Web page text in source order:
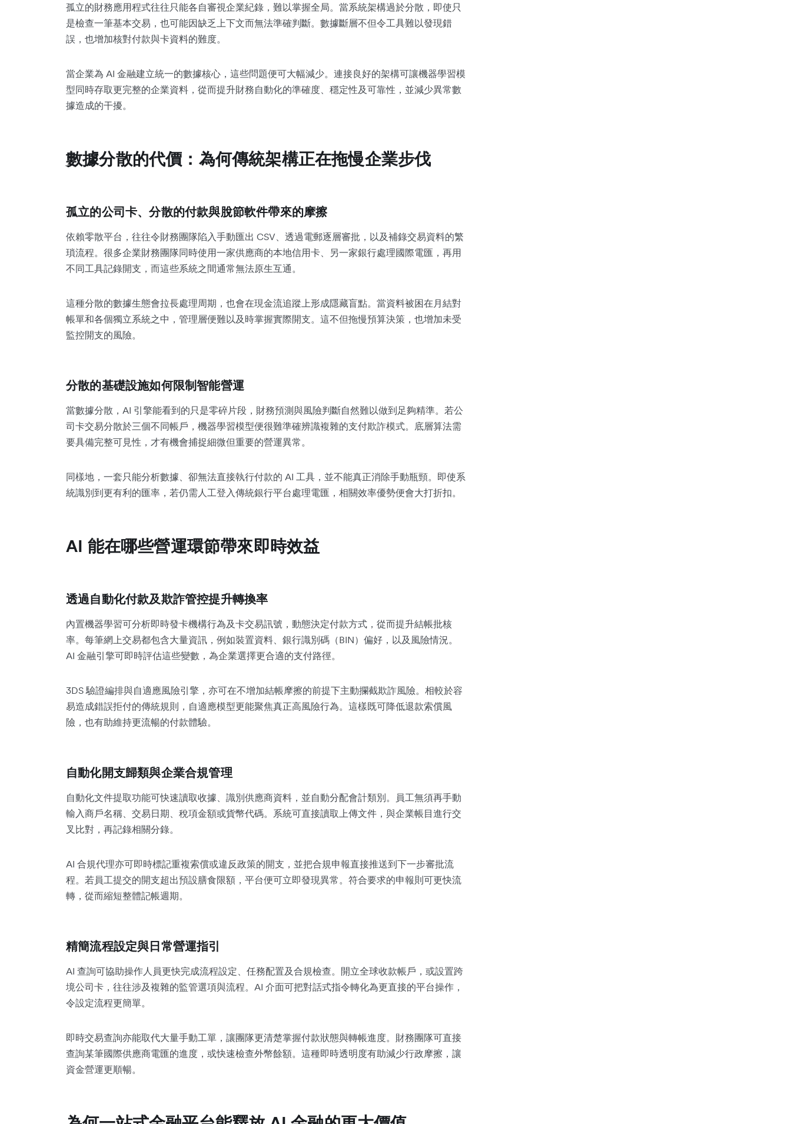
孤立的財務應用程式往往只能各自審視企業紀錄，難以掌握全局。當系統架構過於分散，即使只
是檢查一筆基本交易，也可能因缺乏上下文而無法準確判斷。數據斷層不但令工具難以發現錯
誤，也增加核對付款與卡資料的難度。
當企業為 AI 金融建立統一的數據核心，這些問題便可大幅減少。連接良好的架構可讓機器學習模
型同時存取更完整的企業資料，從而提升財務自動化的準確度、穩定性及可靠性，並減少異常數
據造成的干擾。
數據分散的代價：為何傳統架構正在拖慢企業步伐
孤立的公司卡、分散的付款與脫節軟件帶來的摩擦
依賴零散平台，往往令財務團隊陷入手動匯出 CSV、透過電郵逐層審批，以及補錄交易資料的繁
瑣流程。很多企業財務團隊同時使用一家供應商的本地信用卡、另一家銀行處理國際電匯，再用
不同工具記錄開支，而這些系統之間通常無法原生互通。
這種分散的數據生態會拉長處理周期，也會在現金流追蹤上形成隱藏盲點。當資料被困在月結對
帳單和各個獨立系統之中，管理層便難以及時掌握實際開支。這不但拖慢預算決策，也增加未受
監控開支的風險。
分散的基礎設施如何限制智能營運
當數據分散，AI 引擎能看到的只是零碎片段，財務預測與風險判斷自然難以做到足夠精準。若公
司卡交易分散於三個不同帳戶，機器學習模型便很難準確辨識複雜的支付欺詐模式。底層算法需
要具備完整可見性，才有機會捕捉細微但重要的營運異常。
同樣地，一套只能分析數據、卻無法直接執行付款的 AI 工具，並不能真正消除手動瓶頸。即使系
統識別到更有利的匯率，若仍需人工登入傳統銀行平台處理電匯，相關效率優勢便會大打折扣。
AI 能在哪些營運環節帶來即時效益
透過自動化付款及欺詐管控提升轉換率
內置機器學習可分析即時發卡機構行為及卡交易訊號，動態決定付款方式，從而提升結帳批核
率。每筆網上交易都包含大量資訊，例如裝置資料、銀行識別碼（BIN）偏好，以及風險情況。
AI 金融引擎可即時評估這些變數，為企業選擇更合適的支付路徑。
3DS 驗證編排與自適應風險引擎，亦可在不增加結帳摩擦的前提下主動攔截欺詐風險。相較於容
易造成錯誤拒付的傳統規則，自適應模型更能聚焦真正高風險行為。這樣既可降低退款索償風
險，也有助維持更流暢的付款體驗。
自動化開支歸類與企業合規管理
自動化文件提取功能可快速讀取收據、識別供應商資料，並自動分配會計類別。員工無須再手動
輸入商戶名稱、交易日期、稅項金額或貨幣代碼。系統可直接讀取上傳文件，與企業帳目進行交
叉比對，再記錄相關分錄。
AI 合規代理亦可即時標記重複索償或違反政策的開支，並把合規申報直接推送到下一步審批流
程。若員工提交的開支超出預設膳食限額，平台便可立即發現異常。符合要求的申報則可更快流
轉，從而縮短整體記帳週期。
精簡流程設定與日常營運指引
AI 查詢可協助操作人員更快完成流程設定、任務配置及合規檢查。開立全球收款帳戶，或設置跨
境公司卡，往往涉及複雜的監管選項與流程。AI 介面可把對話式指令轉化為更直接的平台操作，
令設定流程更簡單。
即時交易查詢亦能取代大量手動工單，讓團隊更清楚掌握付款狀態與轉帳進度。財務團隊可直接
查詢某筆國際供應商電匯的進度，或快速檢查外幣餘額。這種即時透明度有助減少行政摩擦，讓
資金營運更順暢。